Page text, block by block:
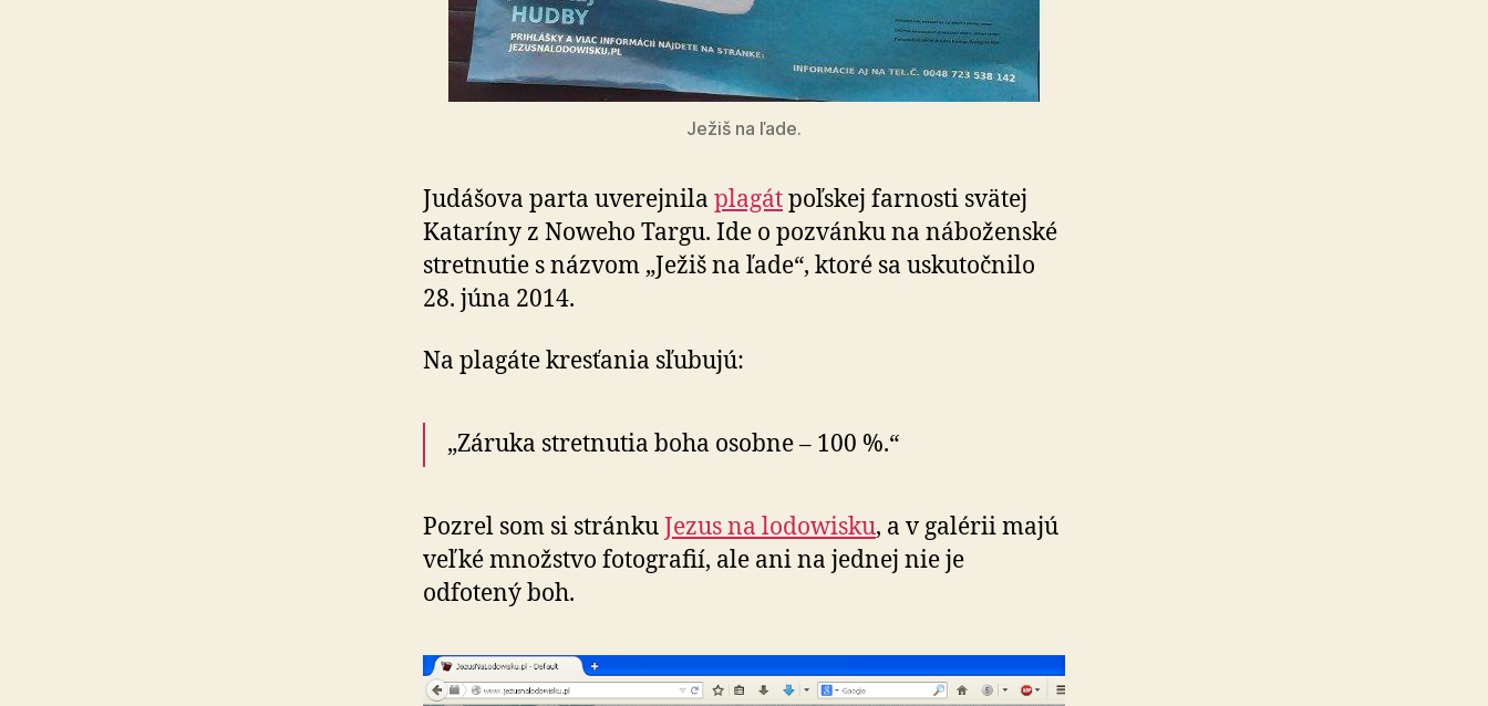
Ježiš na ľade.
Judášova parta uverejnila plagátpoľskej farnosti svätej
Kataríny z Noweho Targu. Ide o pozvánku na náboženské
stretnutie s názvom „Ježiš na ľade“, ktoré sa uskutočnilo
28. júna 2014.
Na plagáte kresťania sľubujú:
„Záruka stretnutia boha osobne – 100 %.“
Pozrel som si stránkuJezus na lodowisku, a v galérii majú
veľké množstvo fotografií, ale ani na jednej nie je
odfotený boh.